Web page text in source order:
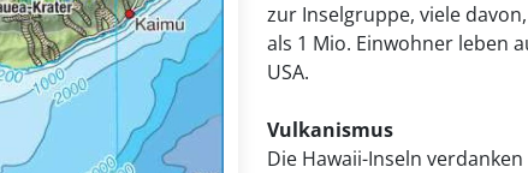
zur Inselgruppe, viele
als 1 Mio. Einwohner leben
USA.
Vulkanismus
Die Hawaii-Inseln